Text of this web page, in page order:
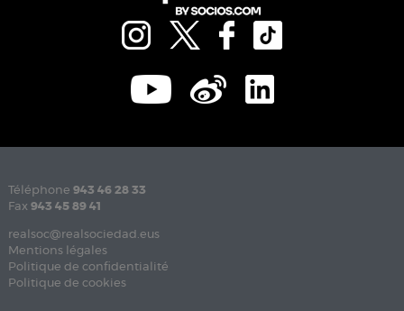
Téléphone 943 46 28 33
Fax 943 45 89 41
realsoc@realsociedad.eus
Mentions légales
Politique de confidentialité
Politique de cookies